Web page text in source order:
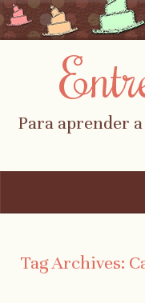
Para aprender
Tag Archives: